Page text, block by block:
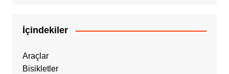
İçindekiler
Araçlar
Bisikletler